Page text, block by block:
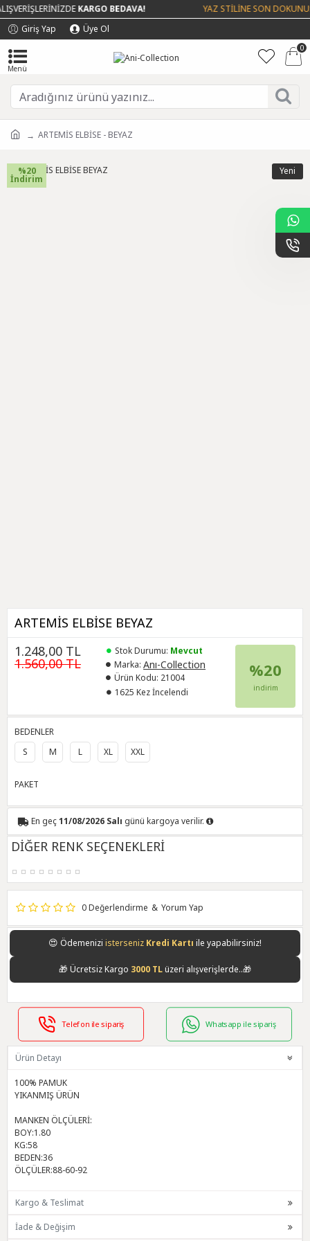
KARGO BEDAVA!
YAZ STİLİNE SON DOKUNUŞ
Giriş Yap
Üye Ol
0
ARTEMİS ELBİSE - BEYAZ
Yeni
%20
İndirim
ARTEMİS ELBİSE BEYAZ
0 Değerlendirme & Yorum Yap
1.248,00 TL
1.560,00 TL
Stok Durumu: Mevcut
Marka: Anı-Collection
Ürün Kodu: 21004
1625 Kez İncelendi
%20
indirim
BEDENLER
S
M L XL XXL
PAKET
En geç11/08/2026 Salı günü kargoya verilir.
DİĞER RENK SEÇENEKLERİ
😍 Ödemenizi istersenizKredi Kartı ile yapabilirsiniz!
🎁 Ücretsiz Kargo 3000 TLüzeri alışverişlerde..🎁
Telefon ile sipariş Whatsapp ile sipariş
Ürün Detayı
100% PAMUK
YIKANMIŞ ÜRÜN
MANKEN ÖLÇÜLERİ:
BOY:1.80
KG:58
BEDEN:36
ÖLÇÜLER:88-60-92
Kargo & Teslimat
İade & Değişim